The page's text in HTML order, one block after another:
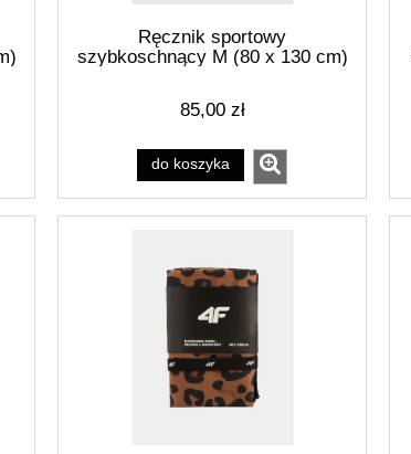
Ręcznik sportowy
szybkoschnący M (80 x 130 cm)
85,00 zł
do koszyka